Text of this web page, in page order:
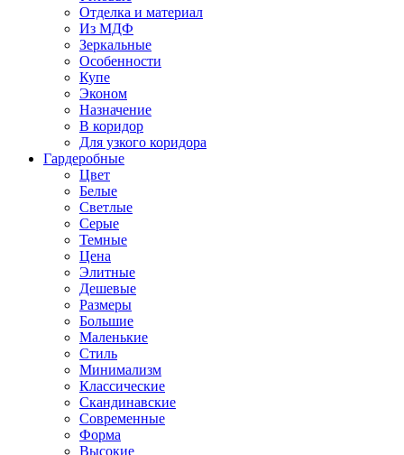
Отделка и материал
Из МДФ
Зеркальные
Особенности
Купе
Эконом
Назначение
В коридор
Для узкого коридора
Гардеробные
Цвет
Белые
Светлые
Серые
Темные
Цена
Элитные
Дешевые
Размеры
Большие
Маленькие
Стиль
Минимализм
Классические
Скандинавские
Современные
Форма
Высокие